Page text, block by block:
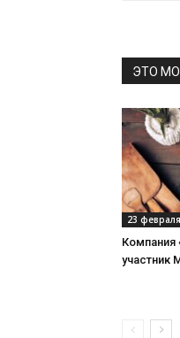
ЭТО
23
Компания
участник